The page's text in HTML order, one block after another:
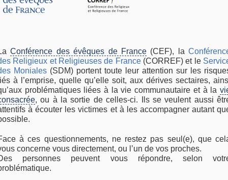
Conférence des évêques de France(CEF), la
Religieux et Religieuses de France(CORREF) et le
Moniales (SDM) portent toute leur attention sur les
à l’emprise, quelle qu’elle soit, aux dérives sectaires,
problématiques liées à la vie communautaire et à la
, ou à la sortie de celles-ci. Ils se veulent aussi
à écouter les victimes et à les accompagner autant
à ces questionnements, ne restez pas seul(e), que
concerne vous directement, ou l’un de vos proches.
personnes peuvent vous répondre, selon